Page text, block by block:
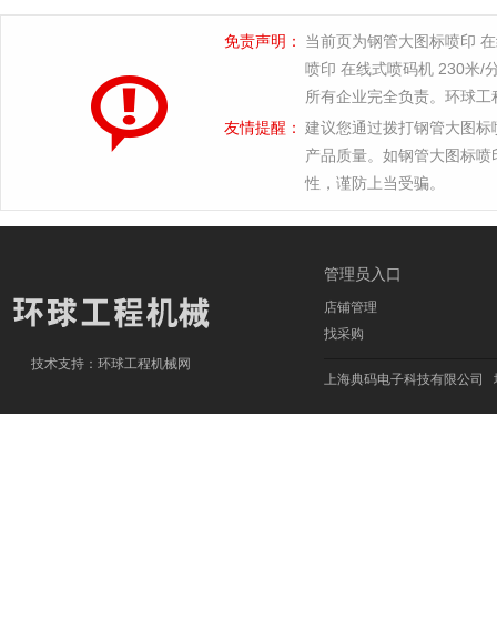
免责声明：
当前页为钢管大图标喷印
喷印 在线式喷码机 230米/
所有企业完全负责。环球
友情提醒： 建议您通过拨打钢管大图
产品质量。如钢管大图标
性，谨防上当受骗。
技术支持： 环球工程机械网
管理员入口
店铺管理
找采购
上海典码电子科技有限公司